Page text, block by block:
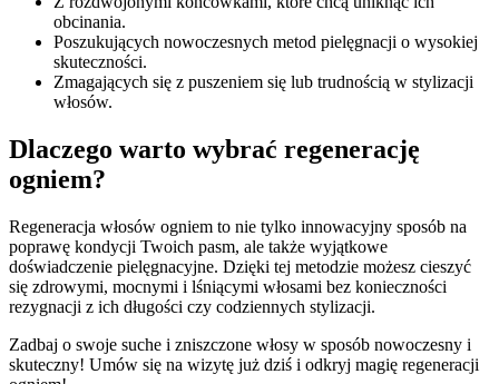
obcinania.
Poszukujących nowoczesnych metod pielęgnacji o wysokiej
skuteczności.
Zmagających się z puszeniem się lub trudnością w stylizacji
włosów.
Dlaczego warto wybrać regenerację
ogniem?
Regeneracja włosów ogniem to nie tylko innowacyjny sposób na
poprawę kondycji Twoich pasm, ale także wyjątkowe
doświadczenie pielęgnacyjne. Dzięki tej metodzie możesz cieszyć
się zdrowymi, mocnymi i lśniącymi włosami bez konieczności
rezygnacji z ich długości czy codziennych stylizacji.
Zadbaj o swoje suche i zniszczone włosy w sposób nowoczesny i
skuteczny! Umów się na wizytę już dziś i odkryj magię regeneracji